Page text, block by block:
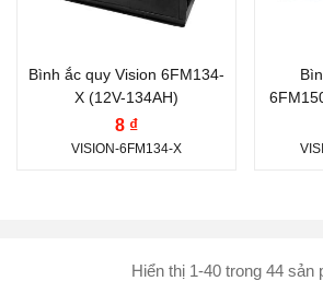
(Deep-Cycle Flooded)
Vị trí cọc: Cọc nằm
ngang N
Bình ắc quy Vision 6FM134-
X (12V-134AH)
8 ₫
VISION-6FM134-X
Vị
Hiển thị 1-40 trong 44 sản